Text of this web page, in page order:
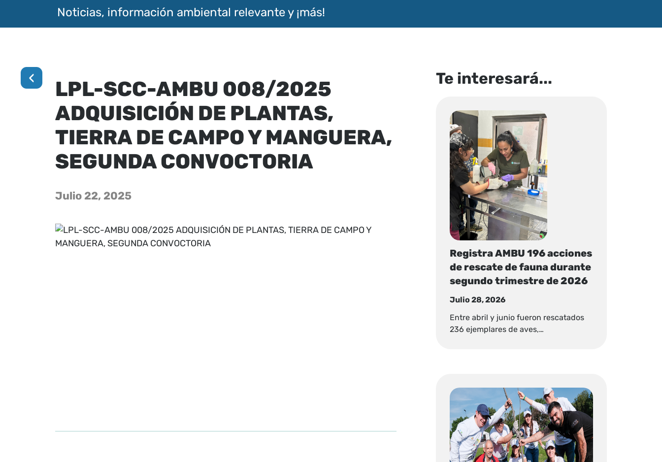
Noticias, información ambiental relevante y ¡más!
‹
LPL-SCC-AMBU 008/2025
ADQUISICIÓN DE PLANTAS,
TIERRA DE CAMPO Y MANGUERA,
SEGUNDA CONVOCTORIA
Julio 22, 2025
Te interesará...
Registra AMBU 196 acciones
de rescate de fauna durante
segundo trimestre de 2026
Julio 28, 2026
Entre abril y junio fueron rescatados
236 ejemplares de aves,…